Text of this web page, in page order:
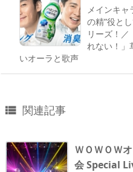
メインキャ
の精”役と
リーズ！
れない！」
いオーラと歌声
 関連記事
ＷＯＷＯＷ
会 Special